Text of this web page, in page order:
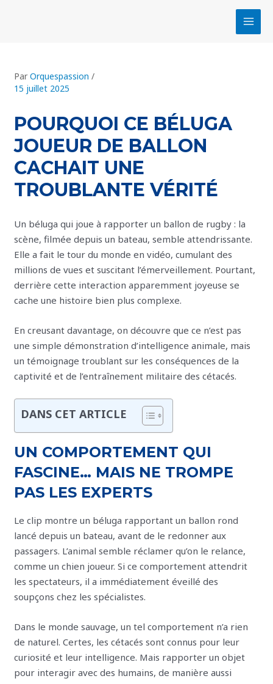
POURQUOI CE BÉLUGA
JOUEUR DE BALLON
CACHAIT UNE
TROUBLANTE VÉRITÉ
ParOrquespassion/
15 juillet 2025
Un béluga qui joue à rapporter un ballon de rugby : la
scène, filmée depuis un bateau, semble attendrissante.
Elle a fait le tour du monde en vidéo, cumulant des
millions de vues et suscitant l’émerveillement. Pourtant,
derrière cette interaction apparemment joyeuse se
cache une histoire bien plus complexe.
En creusant davantage, on découvre que ce n’est pas
une simple démonstration d’intelligence animale, mais
un témoignage troublant sur les conséquences de la
captivité et de l’entraînement militaire des cétacés.
DANS CET ARTICLE
UN COMPORTEMENT QUI
FASCINE… MAIS NE TROMPE
PAS LES EXPERTS
Le clip montre un béluga rapportant un ballon rond
lancé depuis un bateau, avant de le redonner aux
passagers. L’animal semble réclamer qu’on le relance,
comme un chien joueur. Si ce comportement attendrit
les spectateurs, il a immédiatement éveillé des
soupçons chez les spécialistes.
Dans le monde sauvage, un tel comportement n’a rien
de naturel. Certes, les cétacés sont connus pour leur
curiosité et leur intelligence. Mais rapporter un objet
pour interagir avec des humains, de manière aussi